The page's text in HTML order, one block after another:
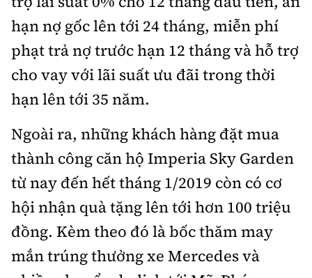
hạn nợ gốc lên tới 24 tháng, miễn phí
phạt trả nợ trước hạn 12 tháng và hỗ trợ
cho vay với lãi suất ưu đãi trong thời
hạn lên tới 35 năm.
Ngoài ra, những khách hàng đặt mua
thành công căn hộ Imperia Sky Garden
từ nay đến hết tháng 1/2019 còn có cơ
hội nhận quà tặng lên tới hơn 100 triệu
đồng. Kèm theo đó là bốc thăm may
mắn trúng thưởng xe Mercedes và